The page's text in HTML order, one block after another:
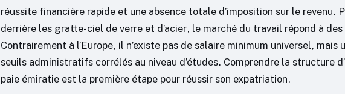
réussite financière rapide et une absence totale d’imposition sur le revenu.
derrière les gratte-ciel de verre et d’acier, le marché du travail répond à
Contrairement à l’Europe, il n’existe pas de salaire minimum universel, mais
seuils administratifs corrélés au niveau d’études. Comprendre la structure
paie émiratie est la première étape pour réussir son expatriation.